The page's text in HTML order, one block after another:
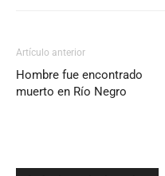
Artículo anterior
Hombre fue encontrado
muerto en Río Negro